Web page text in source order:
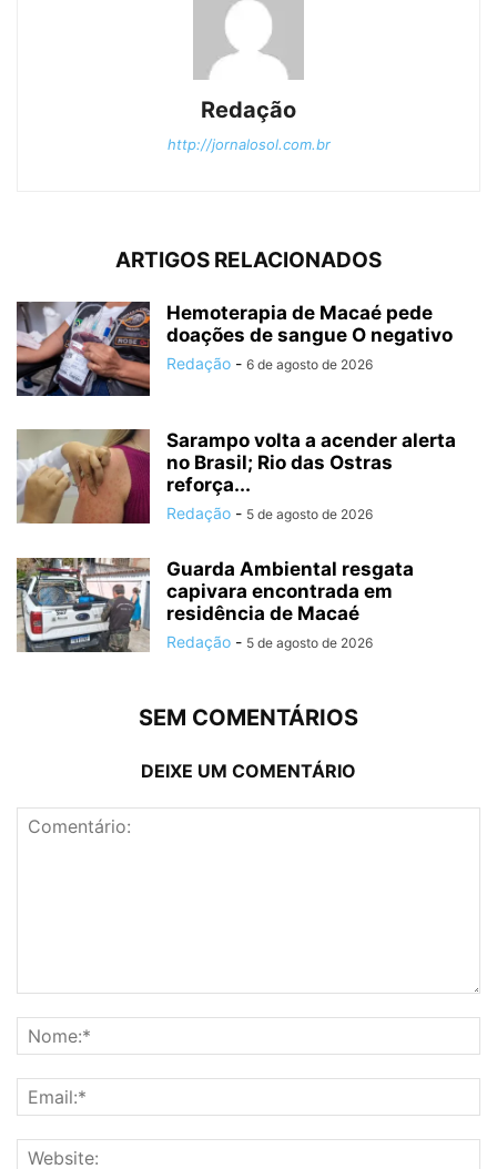
Redação
http://jornalosol.com.br
ARTIGOS RELACIONADOS
Hemoterapia de Macaé pede
doações de sangue O negativo
Redação - 6 de agosto de 2026
Sarampo volta a acender alerta
no Brasil; Rio das Ostras
reforça...
Redação - 5 de agosto de 2026
Guarda Ambiental resgata
capivara encontrada em
residência de Macaé
Redação - 5 de agosto de 2026
SEM COMENTÁRIOS
DEIXE UM COMENTÁRIO